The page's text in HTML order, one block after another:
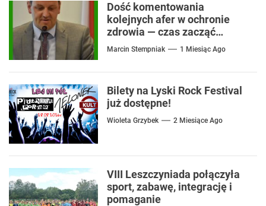
Dość komentowania
kolejnych afer w ochronie
zdrowia — czas zacząć
mówić o rozwiązaniach
Marcin Stempniak 1 Miesiąc Ago
Bilety na Lyski Rock Festival
już dostępne!
Wioleta Grzybek 2 Miesiące Ago
VIII Leszczyniada połączyła
sport, zabawę, integrację i
pomaganie